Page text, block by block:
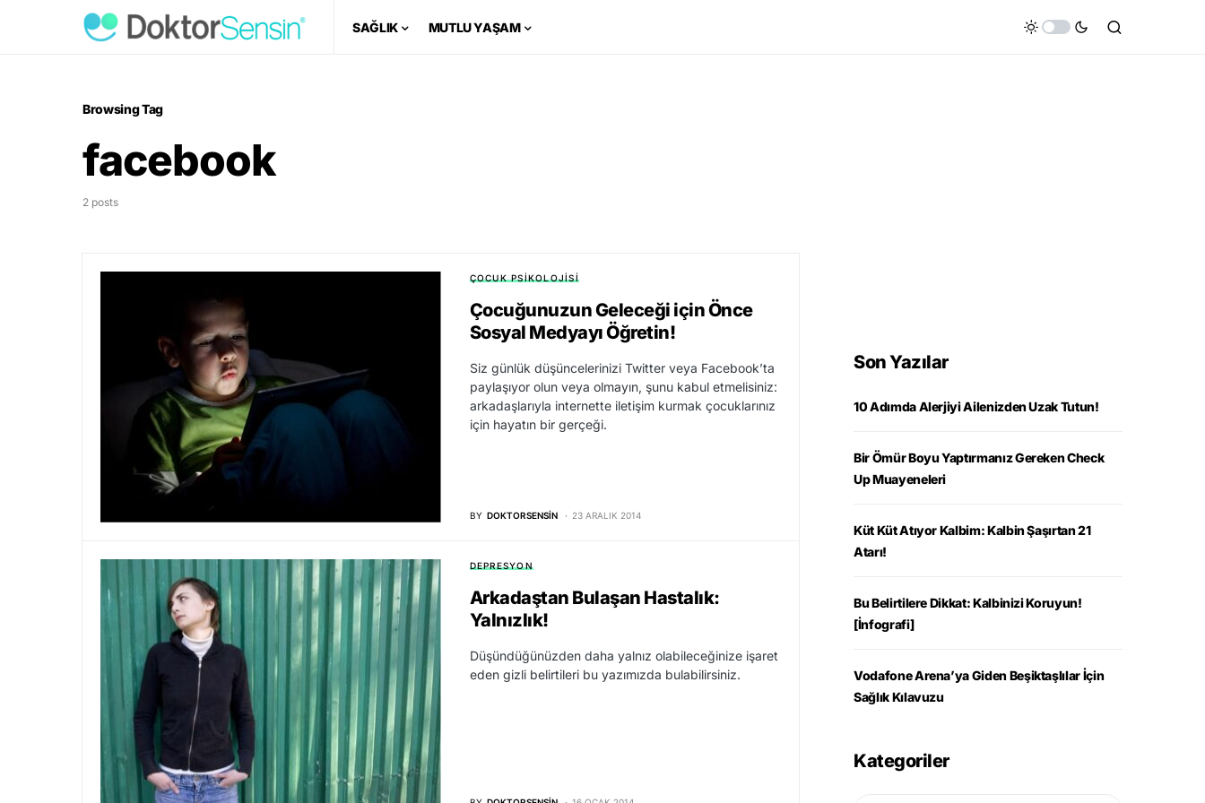
SAĞLIK MUTLU YAŞAM
Browsing Tag
facebook
2 posts
ÇOCUK PSIKOLOJISI
Çocuğunuzun Geleceği için Önce
Sosyal Medyayı Öğretin!
Siz günlük düşüncelerinizi Twitter veya Facebook’ta
paylaşıyor olun veya olmayın, şunu kabul etmelisiniz:
arkadaşlarıyla internette iletişim kurmak çocuklarınız
için hayatın bir gerçeği.
BY DOKTORSENSIN 23 ARALIK 2014
DEPRESYON
Arkadaştan Bulaşan Hastalık:
Yalnızlık!
Düşündüğünüzden daha yalnız olabileceğinize işaret
eden gizli belirtileri bu yazımızda bulabilirsiniz.
Son Yazılar
10 Adımda Alerjiyi Ailenizden Uzak Tutun!
Bir Ömür Boyu Yaptırmanız Gereken Check
Up Muayeneleri
Küt Küt Atıyor Kalbim: Kalbin Şaşırtan 21
Atarı!
Bu Belirtilere Dikkat: Kalbinizi Koruyun!
[İnfografi]
Vodafone Arena’ya Giden Beşiktaşlılar İçin
Sağlık Kılavuzu
Kategoriler